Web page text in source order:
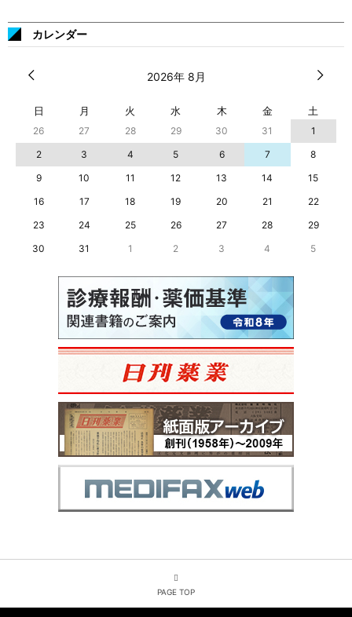
カレンダー
2026年 8月
日 月 火 水 木 金 土
26 27 28 29 30 31
1
2
3 4 5 6 7
8
9
10 11 12 13 14
15
16
17 18 19 20 21
22
23
24 25 26 27 28
29
30
31 1 2 3 4 5
PAGE TOP